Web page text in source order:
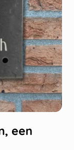
een